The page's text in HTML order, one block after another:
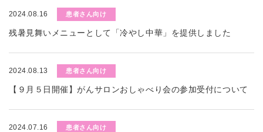
2024.08.16 患者さん向け
残暑見舞いメニューとして「冷やし中華」を提供しました
2024.08.13 患者さん向け
【９月５日開催】がんサロンおしゃべり会の参加受付について
2024.07.16 患者さん向け